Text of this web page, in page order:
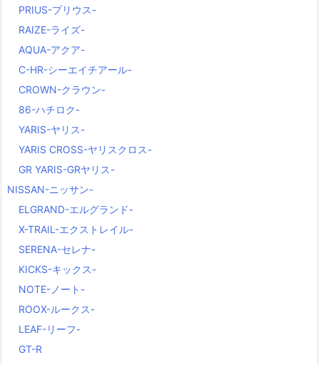
PRIUS-プリウス-
RAIZE-ライズ-
AQUA-アクア-
C-HR-シーエイチアール-
CROWN-クラウン-
86-ハチロク-
YARIS-ヤリス-
YARIS CROSS-ヤリスクロス-
GR YARIS-GRヤリス-
NISSAN-ニッサン-
ELGRAND-エルグランド-
X-TRAIL-エクストレイル-
SERENA-セレナ-
KICKS-キックス-
NOTE-ノート-
ROOX-ルークス-
LEAF-リーフ-
GT-R